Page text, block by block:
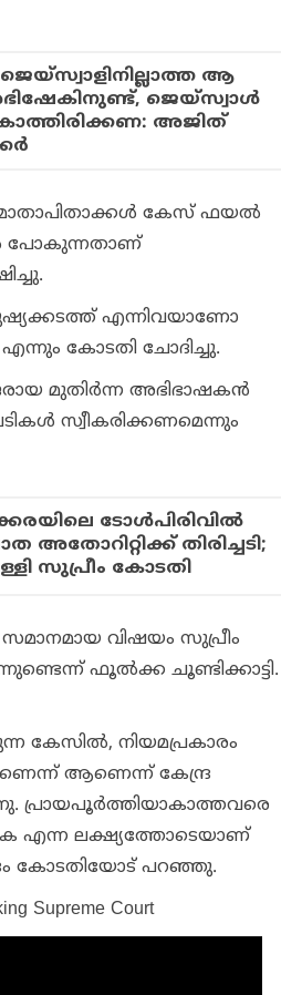
ജെയ്‌സ്വാളിനില്ലാത്ത ആ
ജെയ്‌സ്വാള്‍
അജിത്
കേസ് ഫയല്‍
പോകുന്നതാണ്
എന്നിവയാണോ
കോടതി ചോദിച്ചു.
മുതിര്‍ന്ന അഭിഭാഷകന്‍
സ്വീകരിക്കണമെന്നും
ടോള്‍പിരിവില്‍
അതോറിറ്റിക്ക് തിരിച്ചടി;
സുപ്രീം കോടതി
വിഷയം സുപ്രീം
ഫൂല്‍ക്ക ചൂണ്ടിക്കാട്ടി.
കേസില്‍, നിയമപ്രകാരം
ആണെന്ന് കേന്ദ്ര
പ്രായപൂര്‍ത്തിയാകാത്തവരെ
എന്ന ലക്ഷ്യത്തോടെയാണ്
കോടതിയോട് പറഞ്ഞു.
Supreme Court